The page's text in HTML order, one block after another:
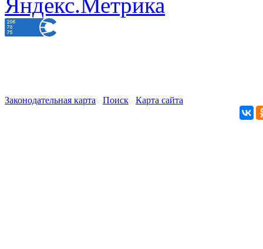
Законодательная карта Поиск Карта сайта